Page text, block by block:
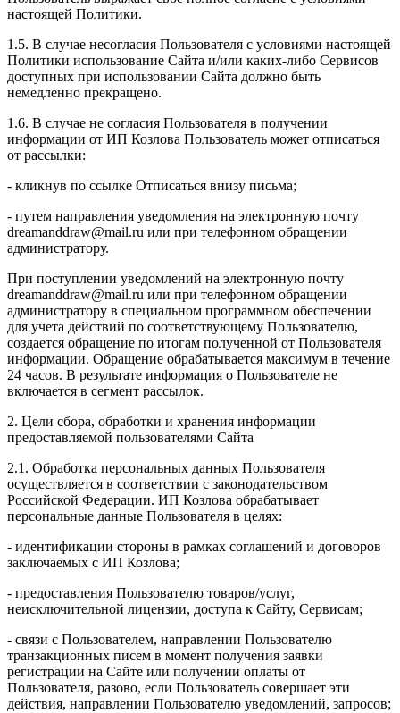
настоящей Политики.
1.5. В случае несогласия Пользователя с условиями настоящей
Политики использование Сайта и/или каких-либо Сервисов
доступных при использовании Сайта должно быть
немедленно прекращено.
1.6. В случае не согласия Пользователя в получении
информации от ИП Козлова Пользователь может отписаться
от рассылки:
- кликнув по ссылке Отписаться внизу письма;
- путем направления уведомления на электронную почту
dreamanddraw@mail.ru или при телефонном обращении
администратору.
При поступлении уведомлений на электронную почту
dreamanddraw@mail.ru или при телефонном обращении
администратору в специальном программном обеспечении
для учета действий по соответствующему Пользователю,
создается обращение по итогам полученной от Пользователя
информации. Обращение обрабатывается максимум в течение
24 часов. В результате информация о Пользователе не
включается в сегмент рассылок.
2. Цели сбора, обработки и хранения информации
предоставляемой пользователями Сайта
2.1. Обработка персональных данных Пользователя
осуществляется в соответствии с законодательством
Российской Федерации. ИП Козловa обрабатывает
персональные данные Пользователя в целях:
- идентификации стороны в рамках соглашений и договоров
заключаемых с ИП Козлова;
- предоставления Пользователю товаров/услуг,
неисключительной лицензии, доступа к Сайту, Сервисам;
- связи с Пользователем, направлении Пользователю
транзакционных писем в момент получения заявки
регистрации на Сайте или получении оплаты от
Пользователя, разово, если Пользователь совершает эти
действия, направлении Пользователю уведомлений, запросов;